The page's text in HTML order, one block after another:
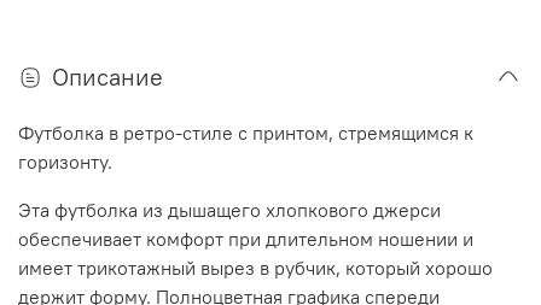
Описание
Футболка в ретро-стиле c принтом, стремящимся к
горизонту.
Эта футболка из дышащего хлопкового джерси
обеспечивает комфорт при длительном ношении и
имеет трикотажный вырез в рубчик, который хорошо
держит форму. Полноцветная графика спереди